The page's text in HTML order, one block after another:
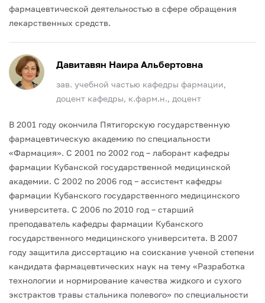
фармацевтической деятельностью в сфере обращения
лекарственных средств.
Давитавян Наира Альбертовна
зав. учебной частью кафедры фармации,
доцент кафедры, к.фарм.н., доцент
В 2001 году окончила Пятигорскую государственную
фармацевтическую академию по специальности
«Фармация». С 2001 по 2002 год – лаборант кафедры
фармации Кубанской государственной медицинской
академии. С 2002 по 2006 год – ассистент кафедры
фармации Кубанского государственного медицинского
университета. С 2006 по 2010 год – старший
преподаватель кафедры фармации Кубанского
государственного медицинского университета. В 2007
году защитила диссертацию на соискание ученой степени
кандидата фармацевтических наук на тему «Разработка
технологии и нормирование качества жидкого и сухого
экстрактов травы стальника полевого» по специальности